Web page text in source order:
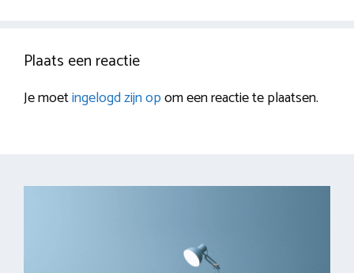
Plaats een reactie
Je moetingelogd zijn opom een reactie te plaatsen.